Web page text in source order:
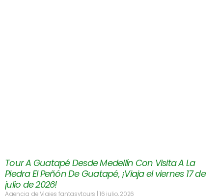
Tour A Guatapé Desde Medellín Con Visita A La
Piedra El Peñón De Guatapé, ¡Viaja el viernes 17 de
julio de 2026!
Agencia de Viajes fantasytours 16 julio, 2026